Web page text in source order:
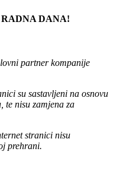
DANA!
partner kompanije
su sastavljeni na osnovu
te nisu zamjena za
stranici nisu
prehrani.